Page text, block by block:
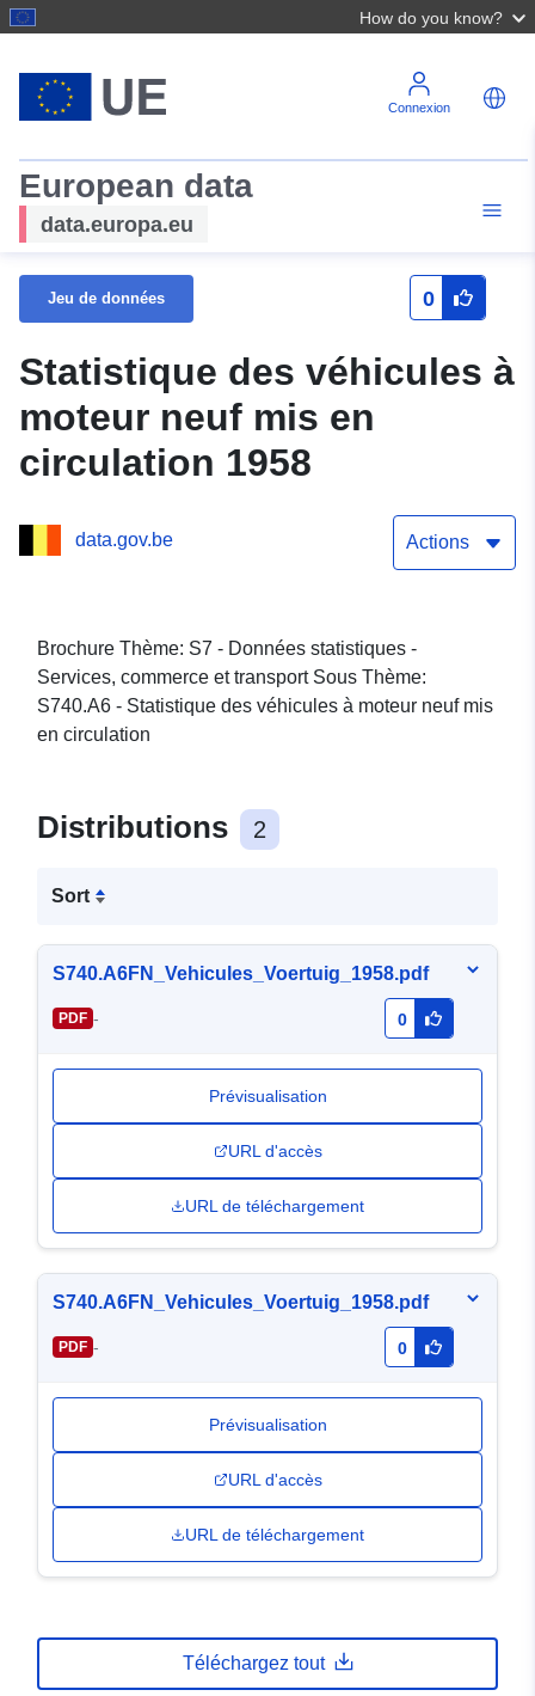
How do you know?
Connexion
European data
data.europa.eu
Jeu de données 0
Statistique des véhicules à
moteur neuf mis en
circulation 1958
data.gov.be Actions
Brochure Thème: S7 - Données statistiques -
Services, commerce et transport Sous Thème:
S740.A6 - Statistique des véhicules à moteur neuf mis
en circulation
Distributions 2
Sort
S740.A6FN_Vehicules_Voertuig_1958.pdf
PDF - 0
Prévisualisation
URL d'accès
URL de téléchargement
S740.A6FN_Vehicules_Voertuig_1958.pdf
PDF - 0
Prévisualisation
URL d'accès
URL de téléchargement
Téléchargez tout